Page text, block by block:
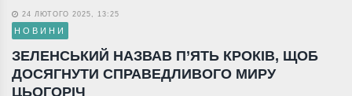
24 ЛЮТОГО 2025, 13:25
НОВИНИ
ЗЕЛЕНСЬКИЙ НАЗВАВ П’ЯТЬ КРОКІВ, ЩОБ
ДОСЯГНУТИ СПРАВЕДЛИВОГО МИРУ
ЦЬОГОРІЧ